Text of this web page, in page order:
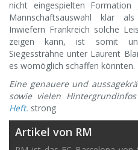
nicht eingespielten
Mannschaftsauswahl klar
Inwiefern Frankreich solche
zeigen kann, ist somit
Siegessträhne unter Laurent
es womöglich schaffen könnten.
Eine genauere und
sowie vielen
Heft. strong
Artikel von RM